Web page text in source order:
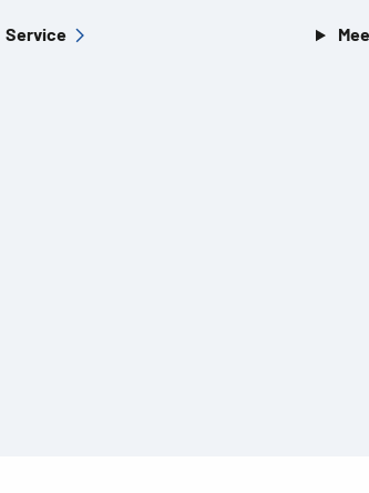
Service